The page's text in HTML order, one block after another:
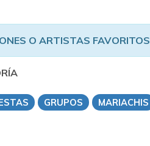
O ARTISTAS FAVORITOS
GRUPOS MARIACHIS